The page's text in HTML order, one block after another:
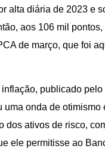
alta diária de 2023 e
aos 106 mil
de março, que foi
publicado pelo
uma onda de otimismo
dos ativos de risco,
ele permitisse ao